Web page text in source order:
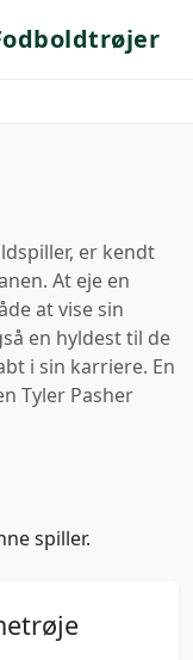
er kendt
At eje en
at vise sin
en hyldest til de
i sin karriere. En
Tyler Pasher
spiller.